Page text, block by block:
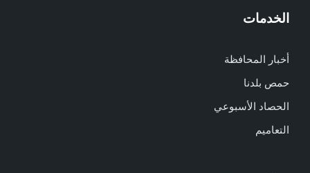
الخدمات
أخبار المحافظة
حمص بلدنا
الحصاد الأسبوعي
التعاميم